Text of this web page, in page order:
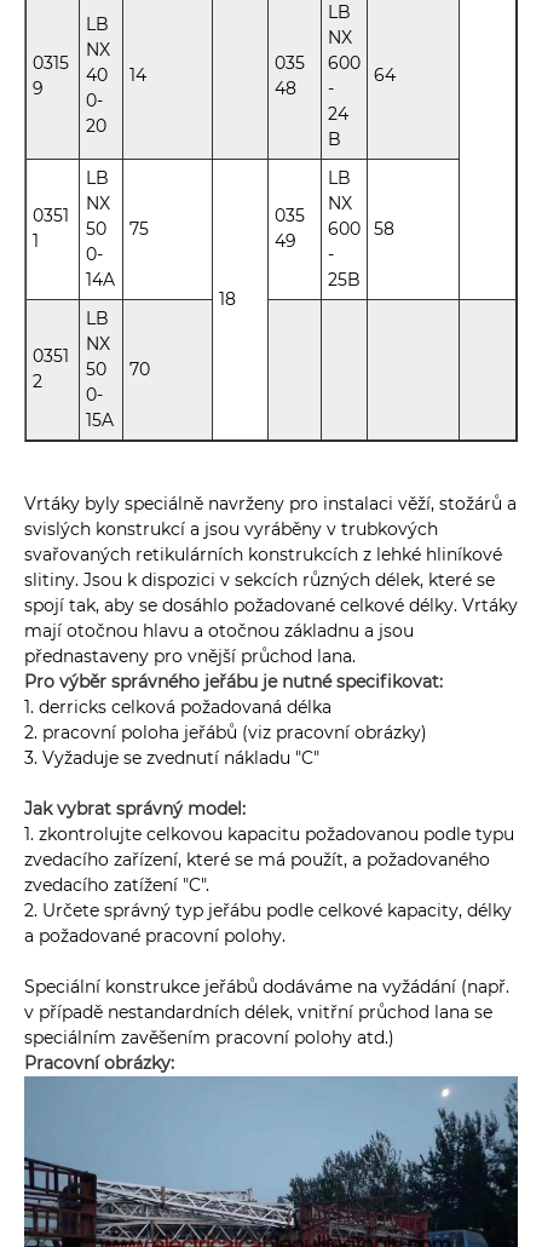
0315
9
LB
NX
40
0-
20
14
035
48
LB
NX
600
-
24
B
64
0351
1
LB
NX
50
0-
14A
75
18
035
49
LB
NX
600
-
25B
58
0351
2
LB
NX
50
0-
15A
70
Vrtáky byly speciálně navrženy pro instalaci věží, stožárů a
svislých konstrukcí a jsou vyráběny v trubkových
svařovaných retikulárních konstrukcích z lehké hliníkové
slitiny. Jsou k dispozici v sekcích různých délek, které se
spojí tak, aby se dosáhlo požadované celkové délky. Vrtáky
mají otočnou hlavu a otočnou základnu a jsou
přednastaveny pro vnější průchod lana.
Pro výběr správného jeřábu je nutné specifikovat:
1. derricks celková požadovaná délka
2. pracovní poloha jeřábů (viz pracovní obrázky)
3. Vyžaduje se zvednutí nákladu "C"
Jak vybrat správný model:
1. zkontrolujte celkovou kapacitu požadovanou podle typu
zvedacího zařízení, které se má použít, a požadovaného
zvedacího zatížení "C".
2. Určete správný typ jeřábu podle celkové kapacity, délky
a požadované pracovní polohy.
Speciální konstrukce jeřábů dodáváme na vyžádání (např.
v případě nestandardních délek, vnitřní průchod lana se
speciálním zavěšením pracovní polohy atd.)
Pracovní obrázky: